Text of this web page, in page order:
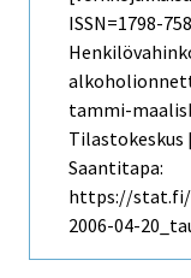
ISSN=1798-
tammi-
Tilastokeskus
Saantitapa:
https://stat.fi/
2006-04-